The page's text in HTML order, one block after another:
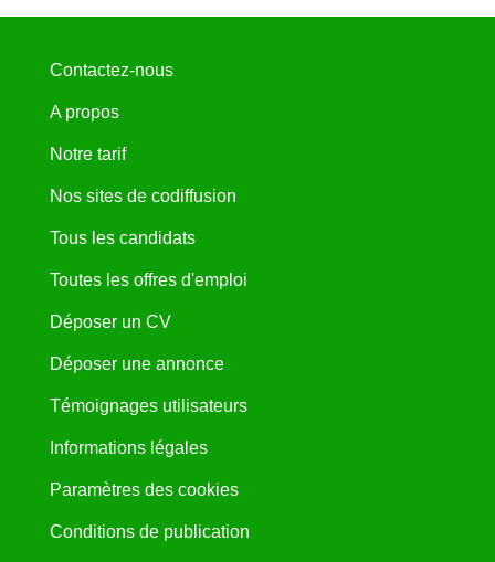
Contactez-nous
A propos
Notre tarif
Nos sites de codiffusion
Tous les candidats
Toutes les offres d'emploi
Déposer un CV
Déposer une annonce
Témoignages utilisateurs
Informations légales
Paramètres des cookies
Conditions de publication